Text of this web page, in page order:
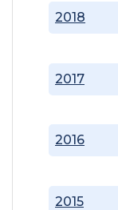
2015
2016
2017
2018